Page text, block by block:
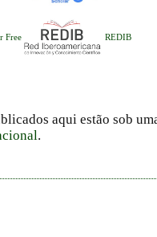
Free REDIB
aqui estão sob
.